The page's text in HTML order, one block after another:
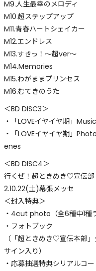
M9.人生最幸のメロディ
M10.超ステップアップ
M11.青春ハートシェイカー
M12.エンドレス
M13.すきっ！〜超ver〜
M14.Memories
M15.わがままプリンセス
M16.むてきのうた
＜BD DISC3＞
・「LOVEイヤイヤ期」
・「LOVEイヤイヤ期」
enes
＜BD DISC4＞
行くぜ！超ときめき♡宣伝
2.10.22(土)幕張メッセ
＜封入特典＞
・4cut photo（全6種中1種
・フォトブック
（「超ときめき♡宣伝本部
サイン入り）
・応募抽選特典シリアルコー